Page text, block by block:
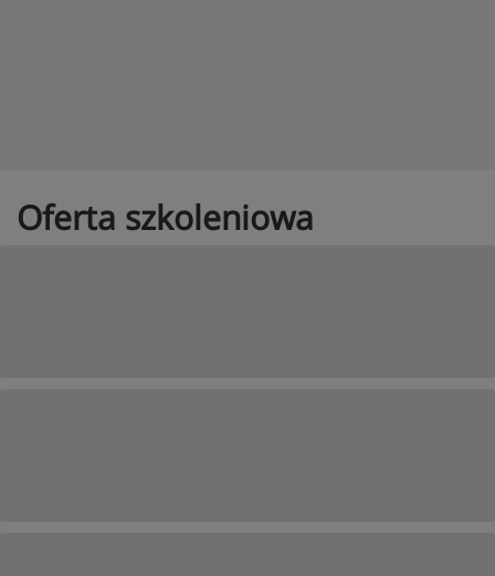
Oferta szkoleniowa